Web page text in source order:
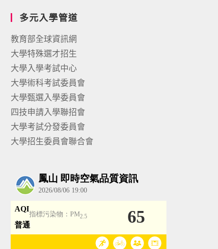
多元入學管道
教育部全球資訊網
大學特殊選才招生
大學入學考試中心
大學術科考試委員會
大學甄選入學委員會
四技申請入學聯招會
大學考試分發委員會
大學招生委員會聯合會